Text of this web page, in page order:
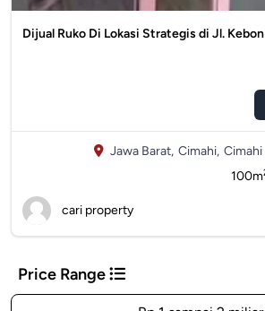
Dijual Ruko Di Lokasi Strategis di Jl.
Jawa Barat, Cimahi, Cimahi
100m
cari property
Price Range